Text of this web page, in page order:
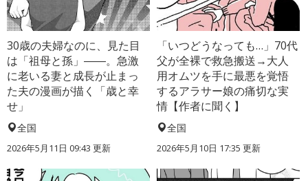
30歳の夫婦なのに、見た目
は「祖母と孫」――。急激
に老いる妻と成長が止まっ
た夫の漫画が描く「歳と幸
せ」
全国
2026年5月11日 09:43 更新
「いつどうなっても…」70代
父が全裸で救急搬送→大人
用オムツを手に最悪を覚悟
するアラサー娘の痛切な実
情【作者に聞く】
全国
2026年5月10日 17:35 更新